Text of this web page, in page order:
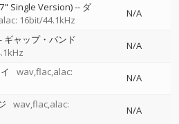
Single Version)-- ダ
16bit/44.1kHz
N/A
ギャップ・バンド
N/A
wav,flac,alac:
N/A
wav,flac,alac:
N/A